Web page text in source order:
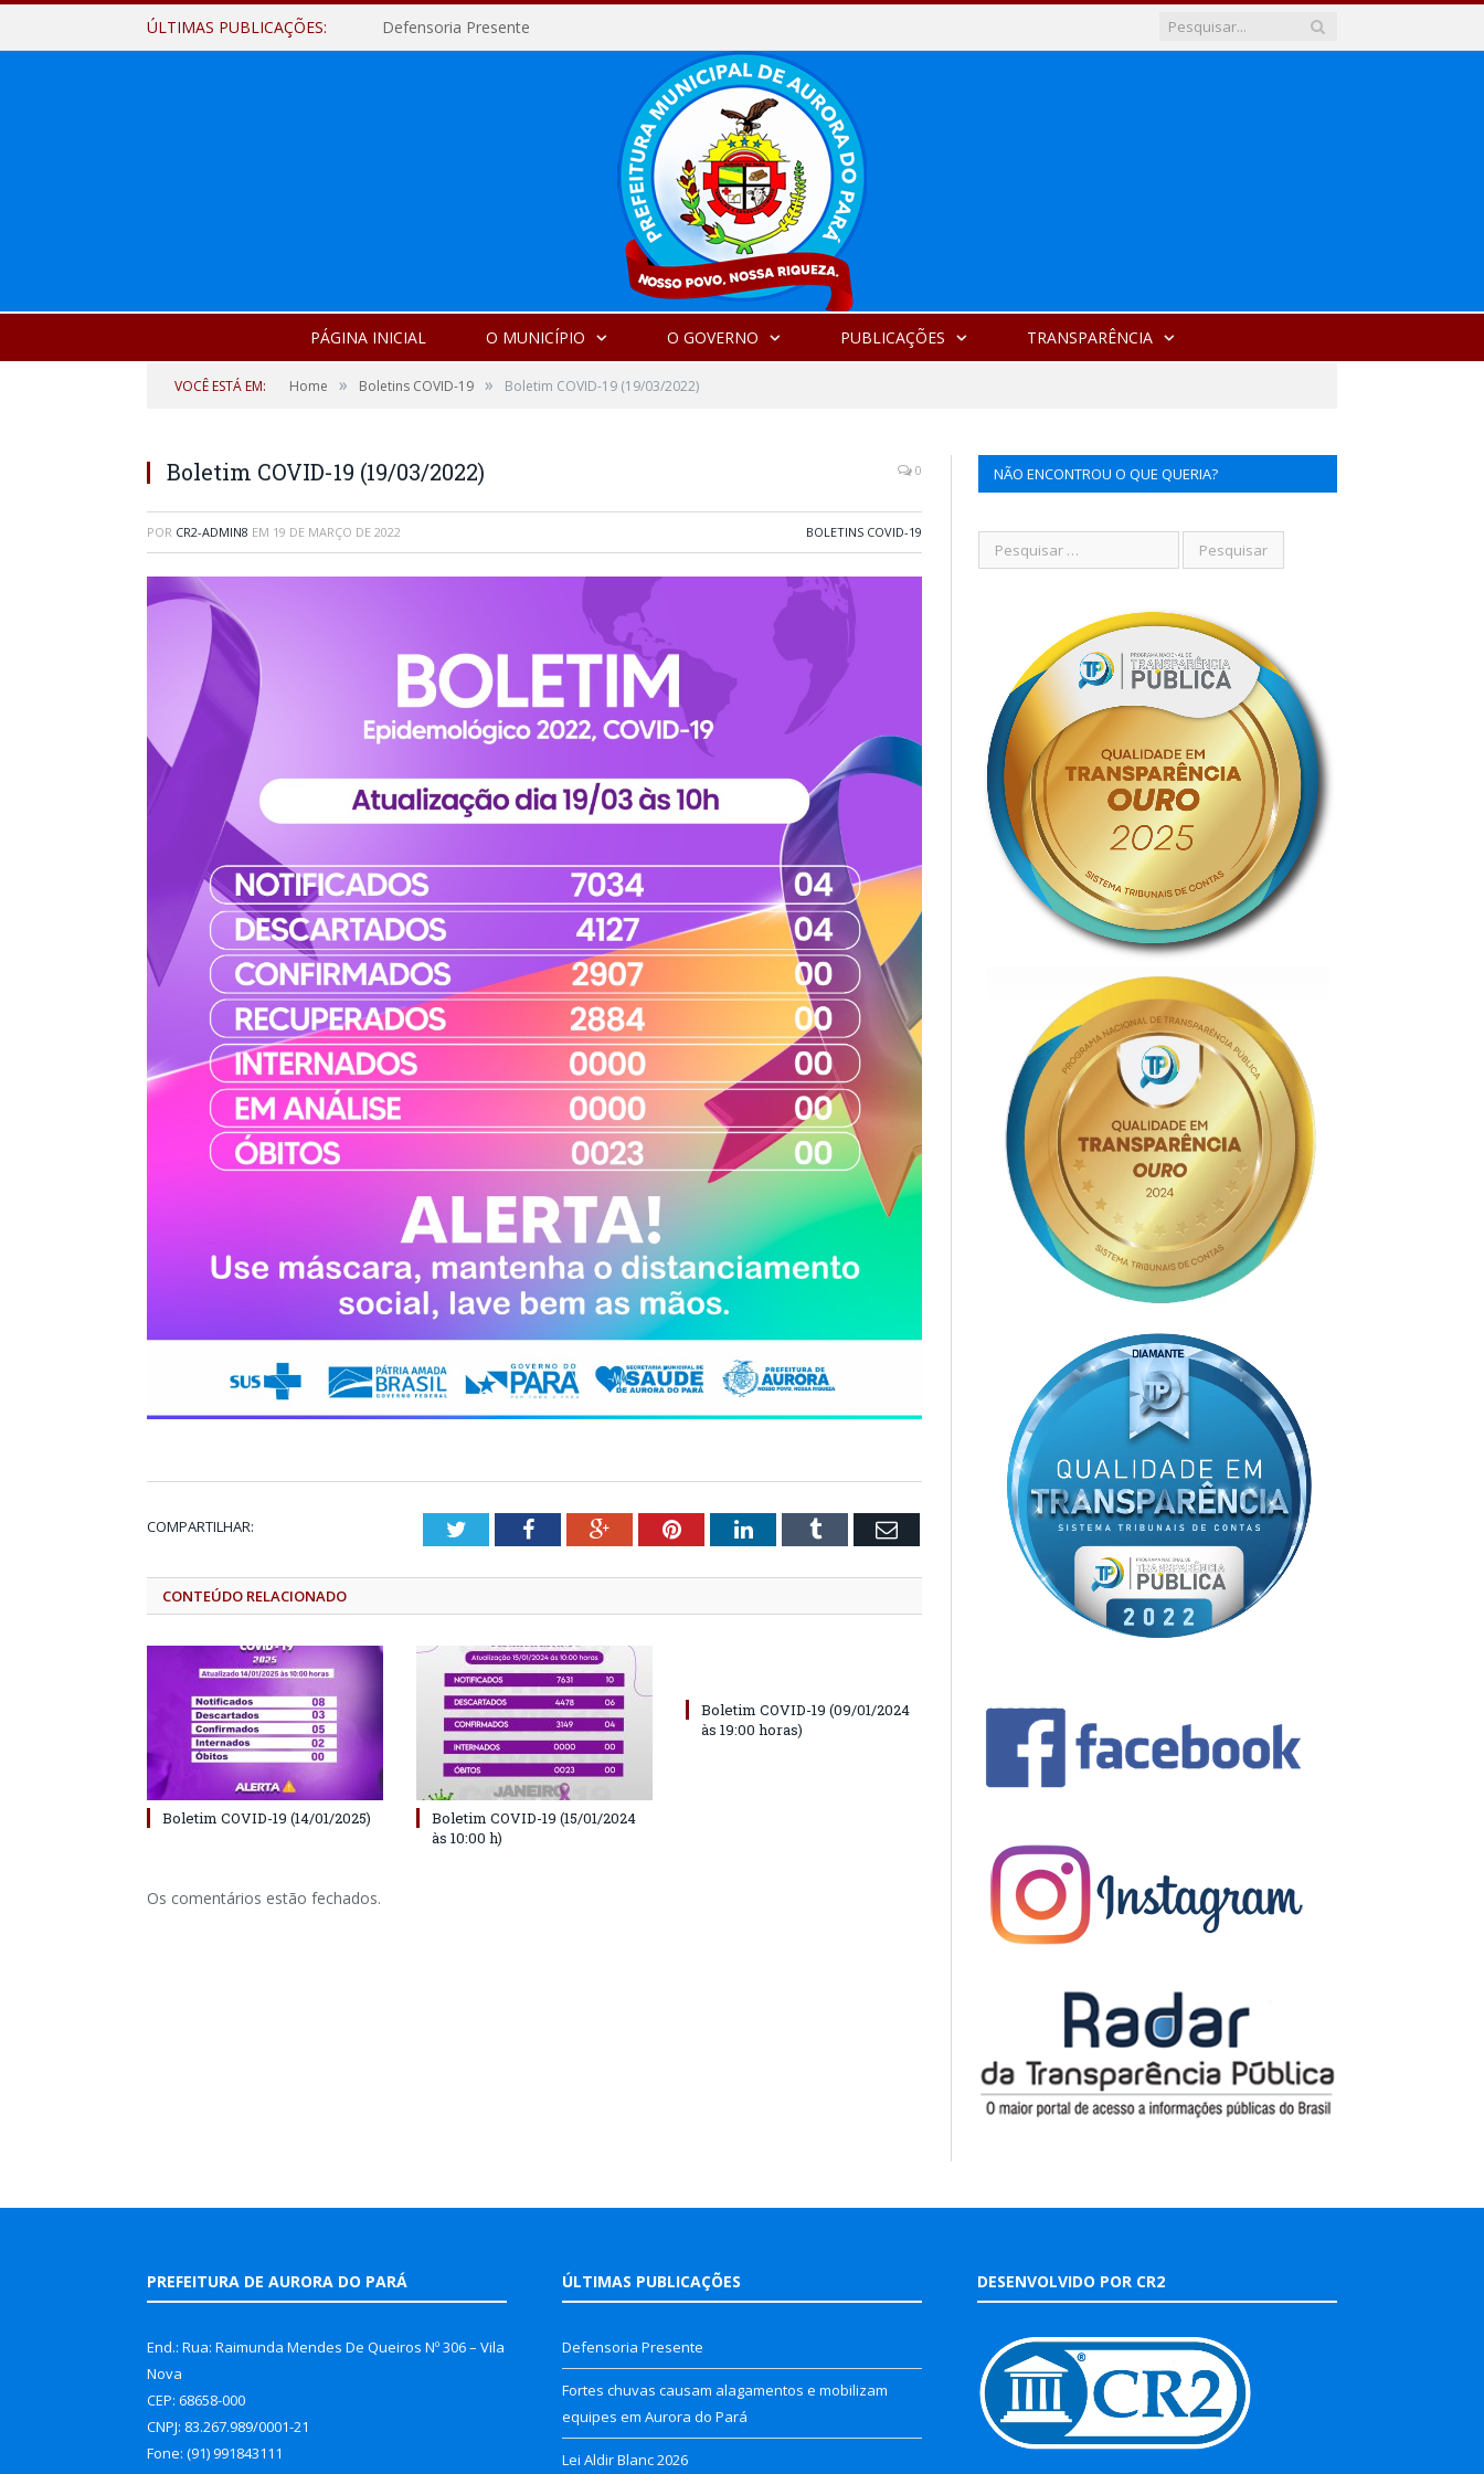
ÚLTIMAS PUBLICAÇÕES: Defensoria Presente
PÁGINA INICIAL O MUNICÍPIO O GOVERNO PUBLICAÇÕES TRANSPARÊNCIA
VOCÊ ESTÁ EM: Home » Boletins COVID-19 » Boletim COVID-19 (19/03/2022)
Boletim COVID-19 (19/03/2022) 0
POR CR2-ADMIN8 EM 19 DE MARÇO DE 2022 BOLETINS COVID-19
COMPARTILHAR: TwitterFacebookGoogle+PinterestLinkedInTumblr Email
CONTEÚDO RELACIONADO
Boletim COVID-19 (14/01/2025)
Boletim COVID-19 (15/01/2024
às 10:00 h)
Boletim COVID-19 (09/01/2024
às 19:00 horas)
Os comentários estão fechados.
NÃO ENCONTROU O QUE QUERIA?
PREFEITURA DE AURORA DO PARÁ
End.: Rua: Raimunda Mendes De Queiros Nº 306 – Vila
Nova
CEP: 68658-000
CNPJ: 83.267.989/0001-21
Fone: (91) 991843111
ÚLTIMAS PUBLICAÇÕES
Defensoria Presente
Fortes chuvas causam alagamentos e mobilizam
equipes em Aurora do Pará
Lei Aldir Blanc 2026
DESENVOLVIDO POR CR2